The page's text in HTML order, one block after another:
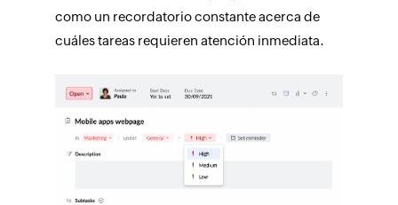
como un recordatorio constante acerca de
cuáles tareas requieren atención inmediata.